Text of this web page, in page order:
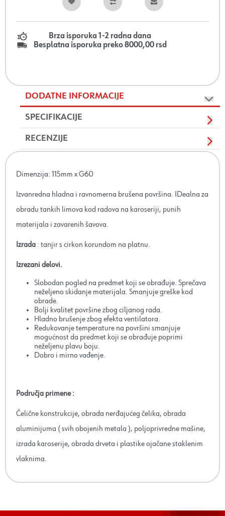
Brza isporuka 1-2 radna dana
Besplatna isporuka preko 8000,00 rsd
DODATNE INFORMACIJE
SPECIFIKACIJE
RECENZIJE
Dimenzija: 115mm x G60
Izvanredna hladna i ravnomerna brušena površina. IDealna za
obradu tankih limova kod radova na karoseriji, punih
materijala i zavarenih šavova.
Izrada : tanjir s cirkon korundom na platnu.
Izrezani delovi.
Slobodan pogled na predmet koji se obrađuje. Sprečava
neželjeno skidanje materijala. Smanjuje greške kod
obrade.
Bolji kvalitet površine zbog ciljanog rada.
Hladno brušenje zbog efekta ventilatora.
Redukovanje temperature na površini smanjuje
mogućnost da predmet koji se obrađuje poprimi
neželjenu plavu boju.
Dobro i mirno vađenje.
Područja primene :
Čelične konstrukcije, obrada nerđajućeg čelika, obrada
aluminijuma ( svih obojenih metala ), poljoprivredne mašine,
izrada karoserije, obrada drveta i plastike ojačane staklenim
vlaknima.